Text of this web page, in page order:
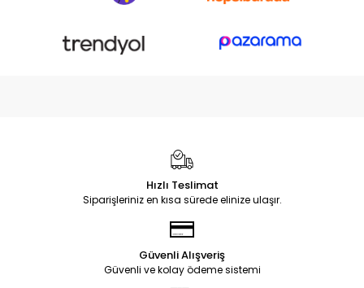
Hızlı Teslimat
Siparişleriniz en kısa sürede elinize ulaşır.
Güvenli Alışveriş
Güvenli ve kolay ödeme sistemi